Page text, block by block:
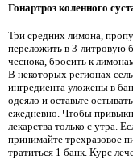
Гонартроз коленного
Три средних лимона,
переложить в 3-литровую
чеснока, бросить к
В некоторых регионах
ингредиента уложены в
одеяло и оставьте
ежедневно. Чтобы
лекарства только с утра.
принимайте трехразовое
тратиться 1 банк. Курс